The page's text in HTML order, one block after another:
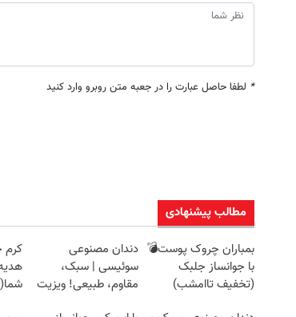
* لطفا حاصل عبارت را در جعبه متن روبرو وارد کنید
مطالب پیشنهادی
بمباران چروک پوست💣
با جوانساز جلبک
(تخفیف تاامشب)
دندان مصنوعی
سوئیسی | سبک،
مقاوم، طبیعی! ویزیت
کرم